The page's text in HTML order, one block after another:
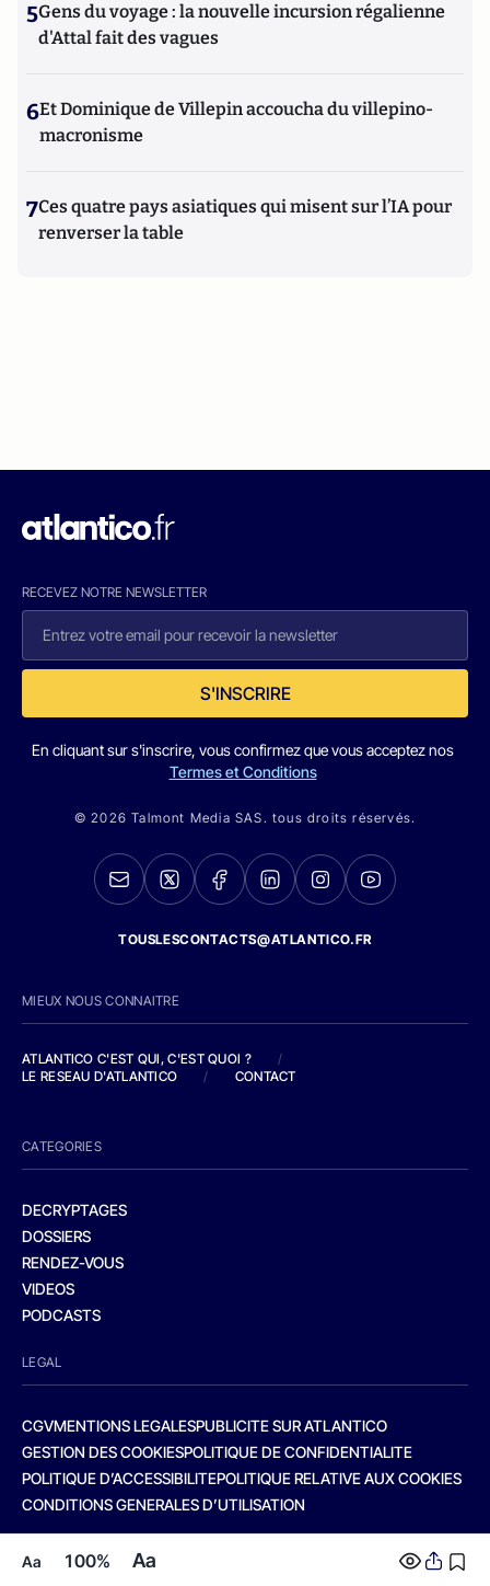
Aa 100% Aa
5Gens du voyage : la nouvelle incursion régalienne
d'Attal fait des vagues
6Et Dominique de Villepin accoucha du villepino-
macronisme
7Ces quatre pays asiatiques qui misent sur l’IA pour
renverser la table
RECEVEZ NOTRE NEWSLETTER
S'INSCRIRE
En cliquant sur s'inscrire, vous confirmez que vous acceptez nos
Termes et Conditions
© 2026 Talmont Media SAS. tous droits réservés.
TOUSLESCONTACTS@ATLANTICO.FR
MIEUX NOUS CONNAITRE
ATLANTICO C'EST QUI, C'EST QUOI ?
/
LE RESEAU D'ATLANTICO
/ CONTACT
CATEGORIES
DECRYPTAGES
DOSSIERS
RENDEZ-VOUS
VIDEOS
PODCASTS
LEGAL
CGVMENTIONS LEGALESPUBLICITE SUR ATLANTICO
GESTION DES COOKIESPOLITIQUE DE CONFIDENTIALITE
POLITIQUE D’ACCESSIBILITEPOLITIQUE RELATIVE AUX COOKIES
CONDITIONS GENERALES D’UTILISATION